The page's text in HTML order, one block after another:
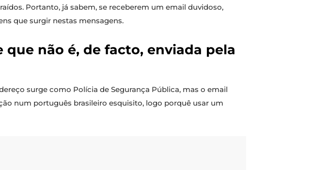
Portanto, já sabem, se receberem um email duvidoso,
que surgir nestas mensagens.
não é, de facto, enviada pela
surge como Polícia de Segurança Pública, mas o email
num português brasileiro esquisito, logo porquê usar um